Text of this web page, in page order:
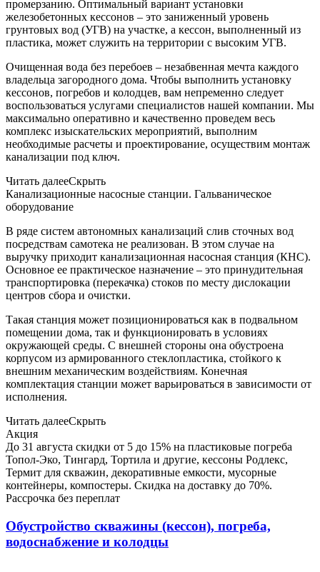
промерзанию. Оптимальный вариант установки
железобетонных кессонов – это заниженный уровень
грунтовых вод (УГВ) на участке, а кессон, выполненный из
пластика, может служить на территории с высоким УГВ.
Очищенная вода без перебоев – незабвенная мечта каждого
владельца загородного дома. Чтобы выполнить установку
кессонов, погребов и колодцев, вам непременно следует
воспользоваться услугами специалистов нашей компании. Мы
максимально оперативно и качественно проведем весь
комплекс изыскательских мероприятий, выполним
необходимые расчеты и проектирование, осуществим монтаж
канализации под ключ.
Читать далееСкрыть
Канализационные насосные станции. Гальваническое
оборудование
В ряде систем автономных канализаций слив сточных вод
посредствам самотека не реализован. В этом случае на
выручку приходит канализационная насосная станция (КНС).
Основное ее практическое назначение – это принудительная
транспортировка (перекачка) стоков по месту дислокации
центров сбора и очистки.
Такая станция может позиционироваться как в подвальном
помещении дома, так и функционировать в условиях
окружающей среды. С внешней стороны она обустроена
корпусом из армированного стеклопластика, стойкого к
внешним механическим воздействиям. Конечная
комплектация станции может варьироваться в зависимости от
исполнения.
Читать далееСкрыть
Акция
До 31 августа скидки от 5 до 15% на пластиковые погреба
Топол-Эко, Тингард, Тортила и другие, кессоны Родлекс,
Термит для скважин, декоративные емкости, мусорные
контейнеры, компостеры. Скидка на доставку до 70%.
Рассрочка без переплат
Обустройство скважины (кессон), погреба,
водоснабжение и колодцы